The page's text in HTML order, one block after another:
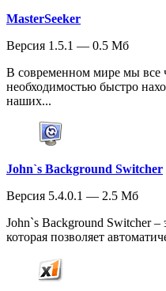
MasterSeeker
Версия 1.5.1 — 0.5 Мб
В современном мире мы все
необходимостью быстро
наших...
John`s Background Switcher
Версия 5.4.0.1 — 2.5 Мб
John`s Background Switcher –
которая позволяет